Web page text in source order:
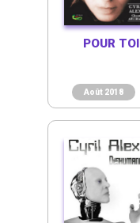
Août 2018
POUR TOI